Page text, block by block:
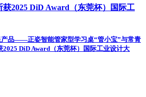
2025 DiD Award（东莞杯）国际工
产品——正姿智能管家型学习桌“管小宝”与常青
2025 DiD Award（东莞杯）国际工业设计大